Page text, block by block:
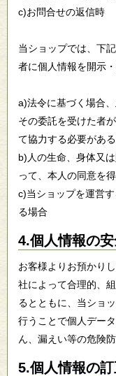
c)お問合せの返信時
当ショップでは、下
者に個人情報を開示
a)法令に基づく場合
その委託を受けた者
て協力する必要があ
b)人の生命、身体又
って、本人の同意を
c)当ショップを運営
る場合
4.個人情報の
お客様よりお預かり
社によって合理的、
るとともに、当ショ
行うことで個人デー
ん、漏えい等の危険
5.個人情報の